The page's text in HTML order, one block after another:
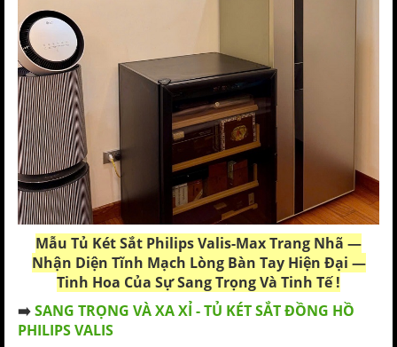
Mẫu Tủ Két Sắt Philips Valis-MaxTrang Nhã —
Nhận Diện Tĩnh Mạch Lòng Bàn Tay Hiện Đại —
Tinh Hoa Của Sự Sang Trọng Và Tinh Tế !
➡️SANG TRỌNG VÀ XA XỈ - TỦ KÉT SẮT ĐỒNG HỒ
PHILIPS VALIS